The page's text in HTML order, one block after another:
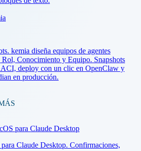
kemia diseña equipos de agentes
Rol, Conocimiento y Equipo. Snapshots
deploy con un clic en OpenClaw y
en producción.
para Claude Desktop
Claude Desktop. Confirmaciones,